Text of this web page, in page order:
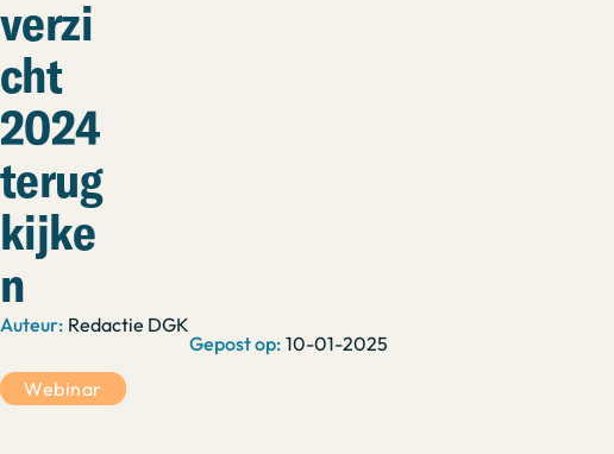
verzi
cht
2024
terug
kijke
n
Redactie DGK
10-01-2025
Webinar